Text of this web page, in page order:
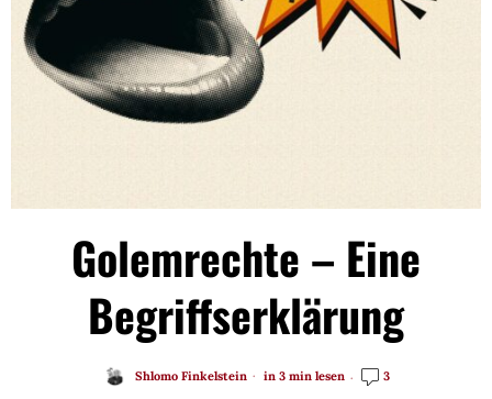
Golemrechte – Eine
Begriffserklärung
Shlomo Finkelstein in 3 min lesen 3